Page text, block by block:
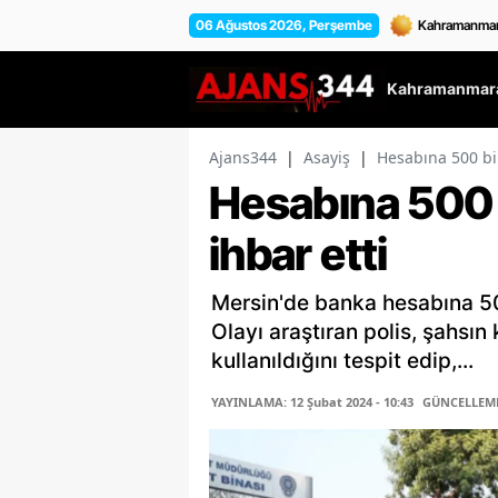
06 Ağustos 2026, Perşembe
Ajans344 | Asayiş | Hesabına 500
Hesabına
ihbar etti
Mersin'de banka hesabına
Olayı araştıran polis, şahsın
kullanıldığını tespit edip,...
YAYINLAMA: 12 Şubat 2024 - 10:43